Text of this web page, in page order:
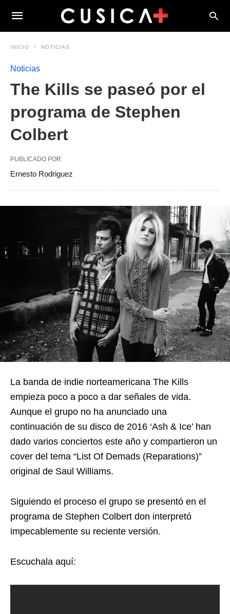
INICIO NOTICIAS
Noticias
The Kills se paseó por el
programa de Stephen
Colbert
PUBLICADO POR
Ernesto Rodriguez
La banda de indie norteamericana The Kills
empieza poco a poco a dar señales de vida.
Aunque el grupo no ha anunciado una
continuación de su disco de 2016 ‘Ash & Ice’ han
dado varios conciertos este año y compartieron un
cover del tema “List Of Demads (Reparations)”
original de Saul Williams.
Siguiendo el proceso el grupo se presentó en el
programa de Stephen Colbert don interpretó
impecablemente su reciente versión.
Escuchala aquí: